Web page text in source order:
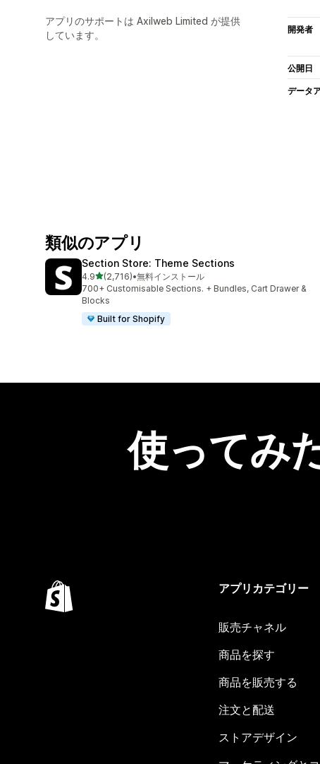
アプリのサポートは Axilweb Limited が提供
しています。
開発者
公開日
データ
類似のアプリ
Section Store: Theme Sections
4.95つ星中
(2,716)
合計レビュー数：2716件
•無料インストール
700+ Customisable Sections. + Bundles, Cart Drawer &
Blocks
Built for Shopify
使ってみ
アプリカテゴリー
販売チャネル
商品を探す
商品を販売する
注文と配送
ストアデザイン